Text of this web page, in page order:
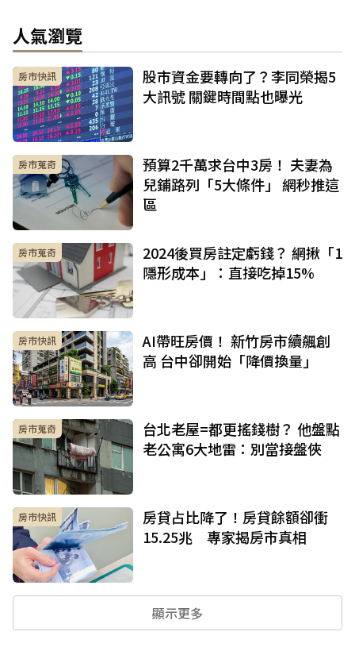
人氣瀏覽
房市快訊
股市資金要轉向了？李同榮揭5
大訊號 關鍵時間點也曝光
房市蒐奇
預算2千萬求台中3房！ 夫妻為
兒鋪路列「5大條件」 網秒推這
區
房市蒐奇
2024後買房註定虧錢？ 網揪「1
隱形成本」：直接吃掉15%
房市快訊
AI帶旺房價！ 新竹房市續飆創
高 台中卻開始「降價換量」
房市蒐奇
台北老屋=都更搖錢樹？ 他盤點
老公寓6大地雷：別當接盤俠
房市快訊
房貸占比降了！房貸餘額卻衝
15.25兆 專家揭房市真相
顯示更多